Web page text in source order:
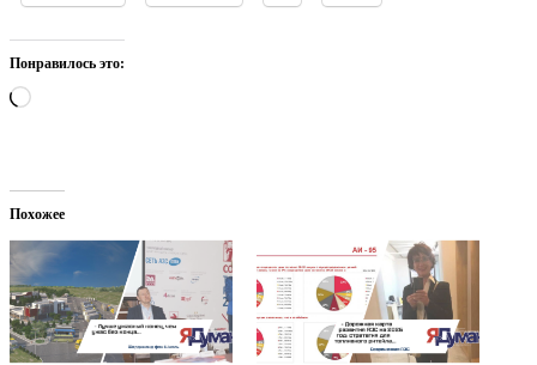
Понравилось это:
Загрузка…
Похожее